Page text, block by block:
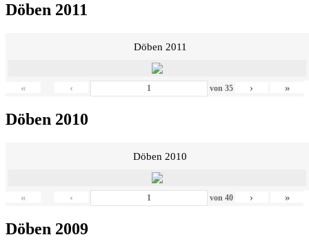
Döben 2011
Döben 2011
« ‹ von 35 › »
Döben 2010
Döben 2010
« ‹ von 40 › »
Döben 2009